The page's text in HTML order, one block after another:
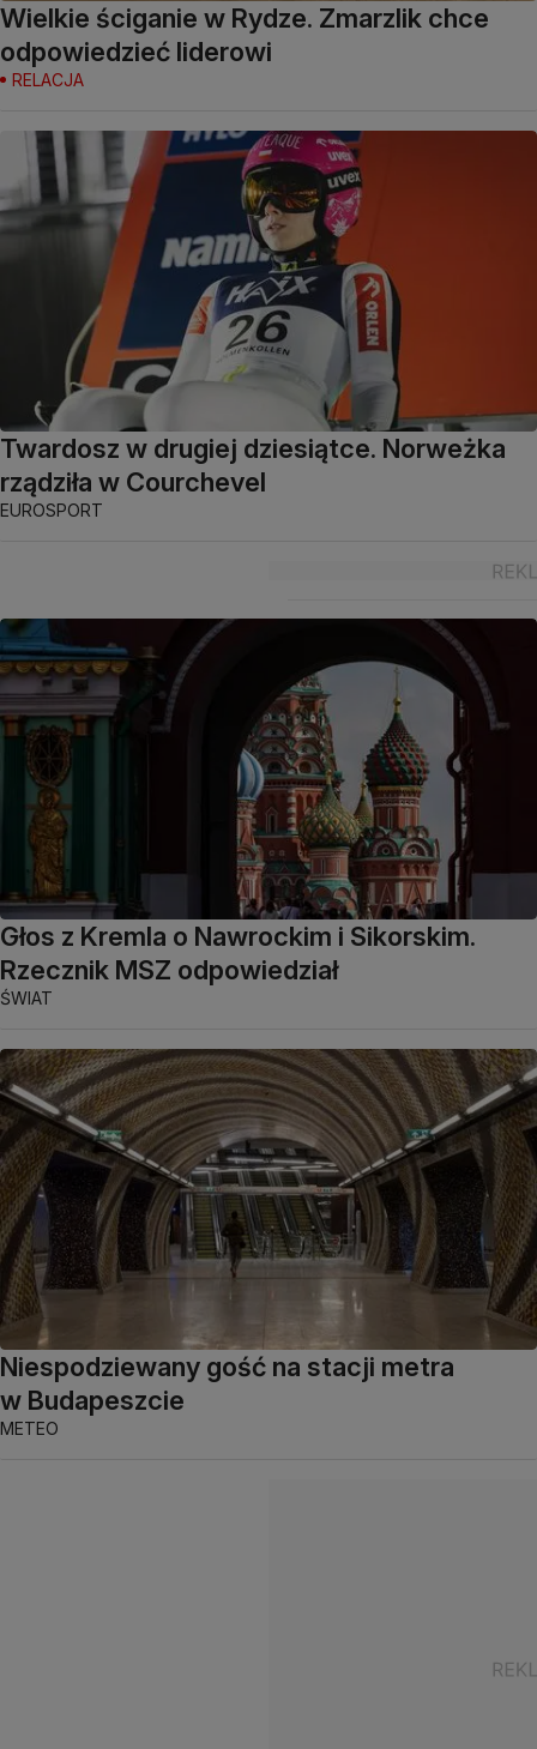
Wielkie ściganie w Rydze. Zmarzlik chce
odpowiedzieć liderowi
RELACJA
Twardosz w drugiej dziesiątce. Norweżka
rządziła w Courchevel
EUROSPORT
Głos z Kremla o Nawrockim i Sikorskim.
Rzecznik MSZ odpowiedział
ŚWIAT
Niespodziewany gość na stacji metra
w Budapeszcie
METEO